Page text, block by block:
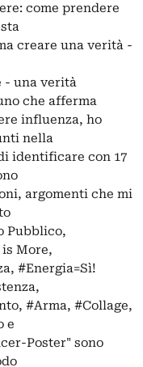
come prendere
creare una verità -
- una verità
che afferma
influenza, ho
nella
identificare con 17
argomenti che mi
Pubblico,
More,
#Energia=Sì!
#Arma, #Collage,
e
Poster" sono